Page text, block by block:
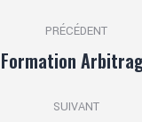
PRÉCÉDENT
Article
:
Formation
SUIVANT